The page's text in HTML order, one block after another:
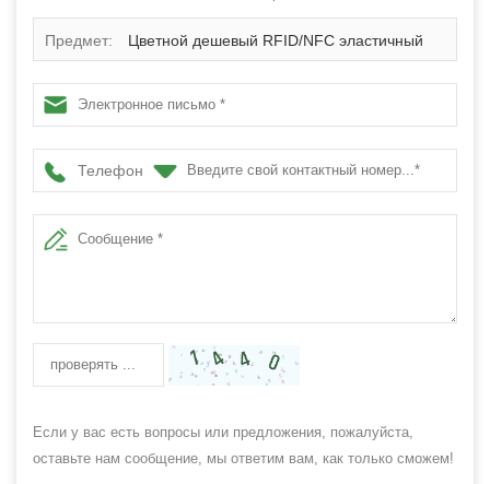
Предмет: Цветной дешевый RFID/NFC эластичный
тканый браслет с передачей тепла, оптовик
Телефон
Если у вас есть вопросы или предложения, пожалуйста,
оставьте нам сообщение, мы ответим вам, как только сможем!